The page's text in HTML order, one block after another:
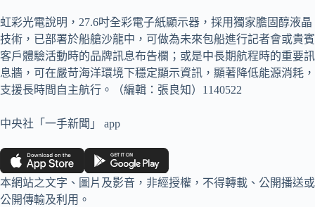
虹彩光電說明，27.6吋全彩電子紙顯示器，採用獨家膽固醇液晶
技術，已部署於船艙沙龍中，可做為未來包船進行記者會或貴賓
客戶體驗活動時的品牌訊息布告欄；或是中長期航程時的重要訊
息牆，可在嚴苛海洋環境下穩定顯示資訊，顯著降低能源消耗，
支援長時間自主航行。（編輯：張良知）1140522
中央社「一手新聞」 app
本網站之文字、圖片及影音，非經授權，不得轉載、公開播送或
公開傳輸及利用。